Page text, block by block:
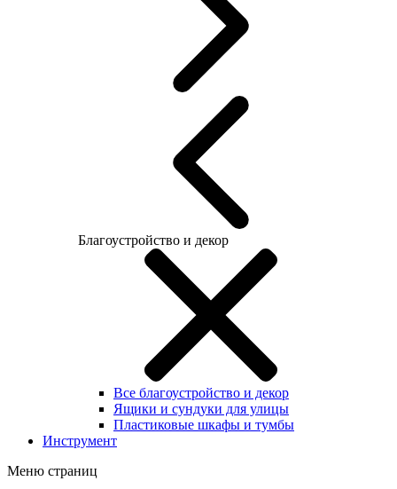
Благоустройство и декор
Все благоустройство и декор
Ящики и сундуки для улицы
Пластиковые шкафы и тумбы
Инструмент
Меню страниц